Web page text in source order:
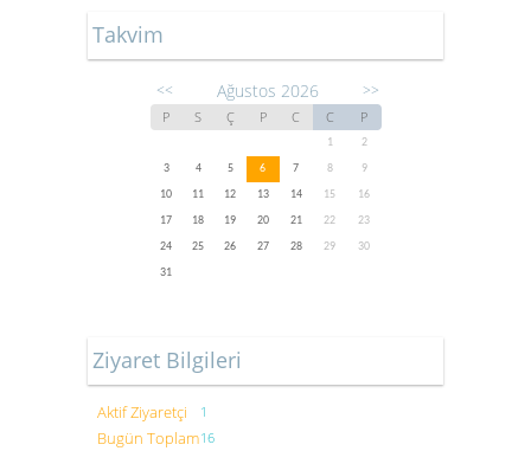
Takvim
<< Ağustos 2026 >>
P S Ç P C C P
1
2
3
4 5 6 7 8
9
10
11 12 13 14 15
16
17
18 19 20 21 22
23
24
25 26 27 28 29
30
31
Ziyaret Bilgileri
Aktif Ziyaretçi 1
Bugün Toplam16